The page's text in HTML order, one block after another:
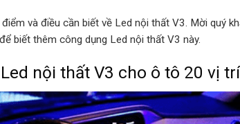
và điều cần biết về Led nội thất V3. Mời quý
biết thêm công dụng Led nội thất V3 này.
nội thất V3 cho ô tô 20 vị trí